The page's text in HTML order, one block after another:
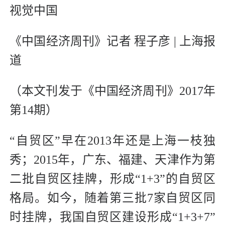
视觉中国
《中国经济周刊》记者 程子彦 | 上海报
道
（本文刊发于《中国经济周刊》2017年
第14期）
“自贸区”早在2013年还是上海一枝独
秀；2015年，广东、福建、天津作为第
二批自贸区挂牌，形成“1+3”的自贸区
格局。如今，随着第三批7家自贸区同
时挂牌，我国自贸区建设形成“1+3+7”